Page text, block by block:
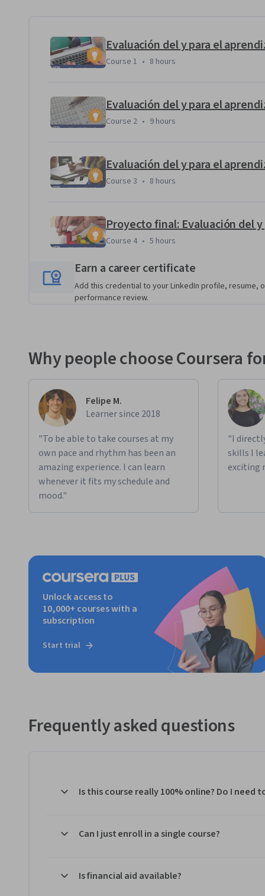
Los proyectos que realizarás versaran acerca de la
aprendizaje.  Los proyectos estarán conformados por
conocimientos adquiridos y la comprensión de los
fundamentada un proceso de evaluación para el
La finalidad de estos proyectos es verificar la
práctico, así como obtener un producto que puede ser
donde desarrollas tu práctica docente, es decir, que este
utilizarlo en circunstancias reales y óptimas, por ello
petición es que surja de uno o alguno de los ámbitos en
Course 1 8 hours
Course 1 • 8 hours
Course 2, 9 hours
Course 2 • 9 hours
Course 3 8 hours
Course 3 • 8 hours
Proyecto final: Evaluación del
Course 4, 5 hours
Course 4 • 5 hours
Earn a career certificate
Add this credential to your LinkedIn profile, resume,
performance review.
Why people choose Coursera
Felipe M.
Learner since 2018
"To be able to take courses at my
own pace and rhythm has been an
amazing experience. I can learn
whenever it fits my schedule and
mood."
"I
skills I
exciting
Unlock access to
10,000+ courses with a
subscription
Start trial
Frequently asked questions
Is this course really 100% online? Do I need
Can I just enroll in a single course?
Is financial aid available?